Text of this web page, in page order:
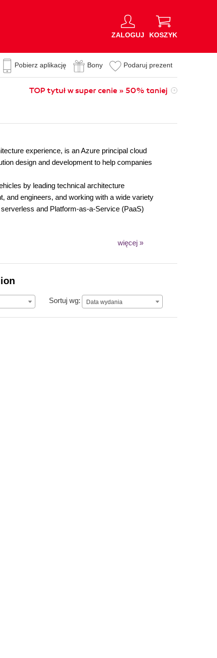
ZALOGUJ KOSZYK
Pobierz aplikację Bony Podaruj prezent
TOP tytuł w super cenie » 50% taniej
experience, is an Azure principal cloud
design and development to help companies
by leading technical architecture
and engineers, and working with a wide variety
and Platform-as-a-Service (PaaS)
więcej »
Sortuj wg: Data wydania
Data wydania